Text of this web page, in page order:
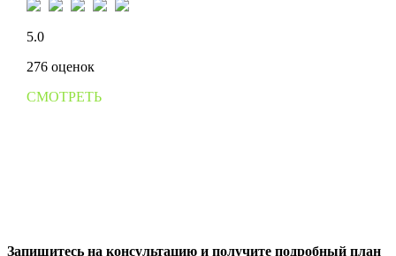
5.0
276 оценок
СМОТРЕТЬ
Запишитесь на консультацию и получите подробный план